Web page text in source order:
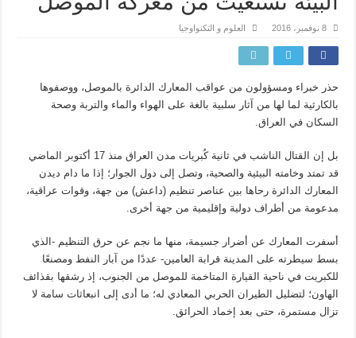
8 نوفمبر، 2016 العلوم و التكنواوجيا
حذر خبراء ومسؤولون من عواقب المعارك الدائرة بالموصل، ووصفوها
بالكارثية لما لها من آثار سلبية بالغة على الهواء والماء والتربة وصحة
السكان في العراق.
بل إن القتال الناشب في ثانية كُبريات مدن العراق منذ 17 أكتوبر الماضي
قد تمتد وخامته البيئية والصحية، وتصل إلى دول الجوار؛ إذا ما دام ديدن
المعارك الدائرة رحاها بين عناصر تنظيم (داعش) من جهة، وقوات عراقية،
مدعومة من أطراف دولية وإقليمية من جهة أخرى.
أسفرت المعارك عن أضرار جسيمة، منها ما نجم عن حرق التنظيم -الذي
بسط سيطرته على المدينة قرابة العامين- عددًا من آبار النفط ومصنعًا
للكبريت في ناحية القيارة المتاخمة للموصل من الجنوب، إذ رشقها بقذائف
الهاون؛ لتضليل الطيران الحربي المعادي له؛ ما أدى إلى انبعاثات سامة لا
تزال مستمرة، حتى بعد إخماد الحرائق.